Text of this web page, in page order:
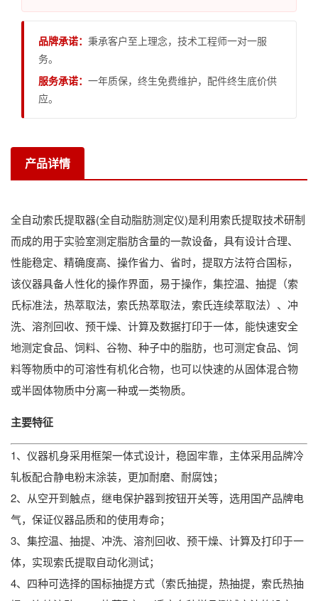
品牌承诺： 秉承客户至上理念，技术工程师一对一服
务。
服务承诺： 一年质保，终生免费维护，配件终生底价供
应。
产品详情
全自动索氏提取器(全自动脂肪测定仪)是利用索氏提取技术研制
而成的用于实验室测定脂肪含量的一款设备，具有设计合理、
性能稳定、精确度高、操作省力、省时，提取方法符合国标，
该仪器具备人性化的操作界面，易于操作，集控温、抽提（索
氏标准法，热萃取法，索氏热萃取法，索氏连续萃取法）、冲
洗、溶剂回收、预干燥、计算及数据打印于一体，能快速安全
地测定食品、饲料、谷物、种子中的脂肪，也可测定食品、饲
料等物质中的可溶性有机化合物，也可以快速的从固体混合物
或半固体物质中分离一种或一类物质。
主要特征
1、仪器机身采用框架一体式设计，稳固牢靠，主体采用品牌冷
轧板配合静电粉末涂装，更加耐磨、耐腐蚀；
2、从空开到触点，继电保护器到按钮开关等，选用国产品牌电
气，保证仪器品质和的使用寿命；
3、集控温、抽提、冲洗、溶剂回收、预干燥、计算及打印于一
体，实现索氏提取自动化测试；
4、四种可选择的国标抽提方式（索氏抽提，热抽提，索氏热抽